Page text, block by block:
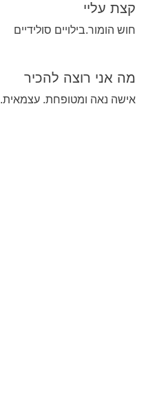
קצת עליי
חוש הומור.בילויים סולידיים
מה אני רוצה להכיר
אישה נאה ומטופחת. עצמאית.